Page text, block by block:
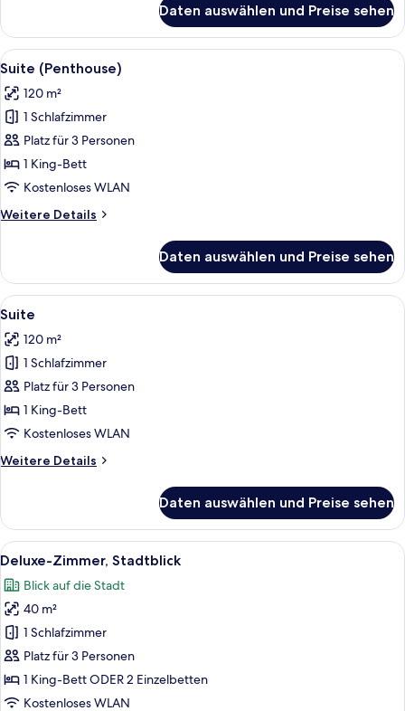
anzeigen
Doppel-
oder
-
Zweibettzimmer,
Poolzugang
(Copa
Daten auswählen und Preise sehen
Alle
Fotos
für
Suite
(Penthouse)
anzeigen
Ein geräumiges Wohnzimmer mit
18
Suite (Penthouse)
120 m²
1 Schlafzimmer
Platz für 3 Personen
1 King-Bett
Kostenloses WLAN
Weitere Details
Weitere
(Penthouse)
Daten auswählen und Preise sehen
Alle
Fotos
für
Suite
anzeigen
Ein Hotelzimmer mit einem großen
10
Suite
120 m²
1 Schlafzimmer
Platz für 3 Personen
1 King-Bett
Kostenloses WLAN
Weitere Details
Weitere
Daten auswählen und Preise sehen
Alle
Fotos
für
Deluxe-
Zimmer,
Stadtblick
anzeigen
Ein Hotelzimmer mit einem großen
5
Deluxe-Zimmer, Stadtblick
Blick auf die Stadt
40 m²
1 Schlafzimmer
Platz für 3 Personen
1 King-Bett ODER 2 Einzelbetten
Kostenloses WLAN